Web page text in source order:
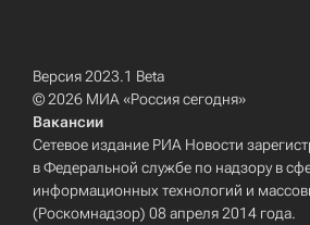
Версия 2023.1 Beta
© 2026 МИА «Россия сегодня»
Вакансии
Сетевое издание РИА Новости
в Федеральной службе по надзору в
информационных технологий и
(Роскомнадзор) 08 апреля 2014 года.